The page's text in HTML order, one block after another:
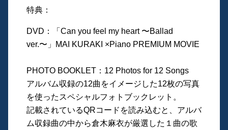
特典：
DVD：「Can you feel my heart 〜Ballad
ver.〜」MAI KURAKI ×Piano PREMIUM MOVIE
PHOTO BOOKLET：12 Photos for 12 Songs
アルバム収録の12曲をイメージした12枚の写真
を使ったスペシャルフォトブックレット。
記載されているQRコードを読み込むと、アルバ
ム収録曲の中から倉木麻衣が厳選した１曲の歌